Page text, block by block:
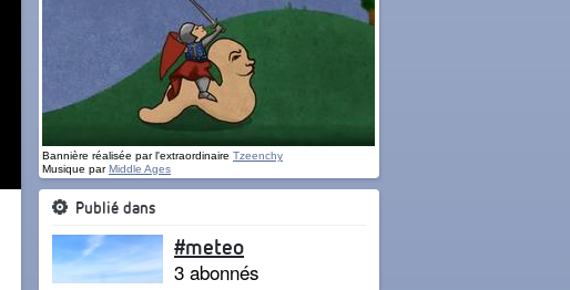
Bannière réalisée par l'extraordinaire Tzeenchy
Musique parMiddle Ages
Publié dans
#meteo
3 abonnés